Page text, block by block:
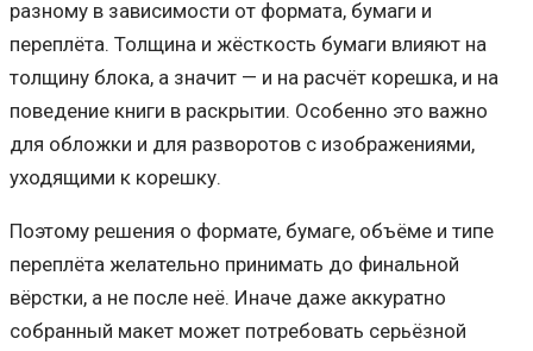
разному в зависимости от формата, бумаги и
переплёта. Толщина и жёсткость бумаги влияют на
толщину блока, а значит — и на расчёт корешка, и на
поведение книги в раскрытии. Особенно это важно
для обложки и для разворотов с изображениями,
уходящими к корешку.
Поэтому решения о формате, бумаге, объёме и типе
переплёта желательно принимать до финальной
вёрстки, а не после неё. Иначе даже аккуратно
собранный макет может потребовать серьёзной